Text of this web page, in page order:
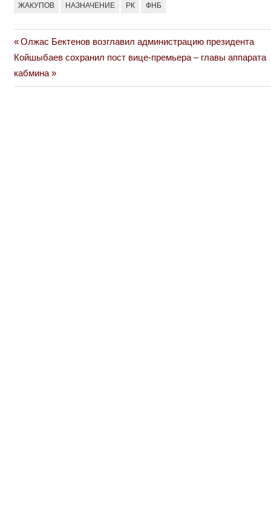
ЖАКУПОВ НАЗНАЧЕНИЕ РК ФНБ
Навигация
по
Previous
Post:
Олжас Бектенов возглавил администрацию президента
Next
Post:
Койшыбаев сохранил пост вице-премьера – главы аппарата
кабмина